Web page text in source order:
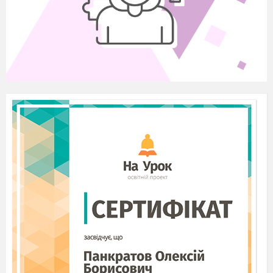
казкового героя
Дати поняття про театральний художній
ставлення до нього виразними
засобами образотворчого мистецтва,
вчити малювати за уявою.
Пояснити розуміння театральних
декорацій.
Розвивати пам’ять, уяву, фантазію,
творчі здібності, дедуктивне та
індуктивне мислення, уміння малюючи
’ язувати характером героя
Виховувати любов до театру, народної
казкової творчості